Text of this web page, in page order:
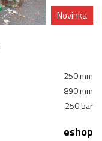
Novinka
250 mm
890 mm
250 bar
eshop